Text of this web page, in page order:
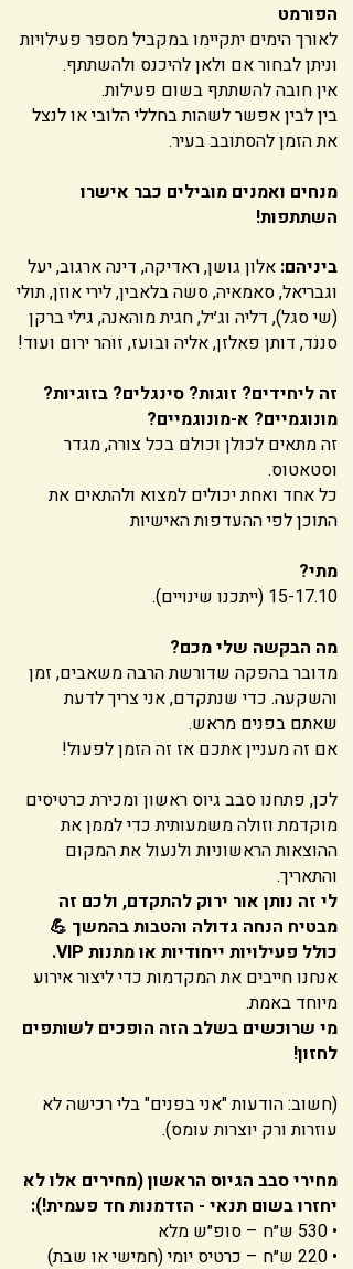
הפורמט
לאורך הימים יתקיימו במקביל מספר פעילויות
וניתן לבחור אם ולאן להיכנס ולהשתתף.
אין חובה להשתתף בשום פעילות.
בין לבין אפשר לשהות בחללי הלובי או לנצל
את הזמן להסתובב בעיר.
מנחים ואמנים מובילים כבר אישרו
השתתפות!
ביניהם: אלון גושן, ראדיקה, דינה ארגוב, יעל
וגבריאל, סאמאיה, סשה בלאבין, לירי אוזן, תולי
(שי סגל), דליה וג׳יל, חגית מוהאנה, גילי ברקן
סננד, דותן פאלזן, אליה ובועז, זוהר ירום ועוד!
זה ליחידים? זוגות? סינגלים? בזוגיות?
מונוגמיים? א-מונוגמיים?
זה מתאים לכולן וכולם בכל צורה, מגדר
וסטאטוס.
כל אחד ואחת יכולים למצוא ולהתאים את
התוכן לפי ההעדפות האישיות
מתי?
15-17.10 (ייתכנו שינויים).
מה הבקשה שלי מכם?
מדובר בהפקה שדורשת הרבה משאבים, זמן
והשקעה. כדי שנתקדם, אני צריך לדעת
שאתם בפנים מראש.
אם זה מעניין אתכם אז זה הזמן לפעול!
לכן, פתחנו סבב גיוס ראשון ומכירת כרטיסים
מוקדמת וזולה משמעותית כדי לממן את
ההוצאות הראשוניות ולנעול את המקום
והתאריך.
לי זה נותן אור ירוק להתקדם, ולכם זה
מבטיח הנחה גדולה והטבות בהמשך 💪
כולל פעילויות ייחודיות או מתנות VIP.
אנחנו חייבים את המקדמות כדי ליצור אירוע
מיוחד באמת.
מי שרוכשים בשלב הזה הופכים לשותפים
לחזון!
(חשוב: הודעות "אני בפנים" בלי רכישה לא
עוזרות ורק יוצרות עומס).
מחירי סבב הגיוס הראשון (מחירים אלו לא
יחזרו בשום תנאי - הזדמנות חד פעמית!):
• 530 ש״ח – סופ״ש מלא
• 220 ש״ח – כרטיס יומי (חמישי או שבת)